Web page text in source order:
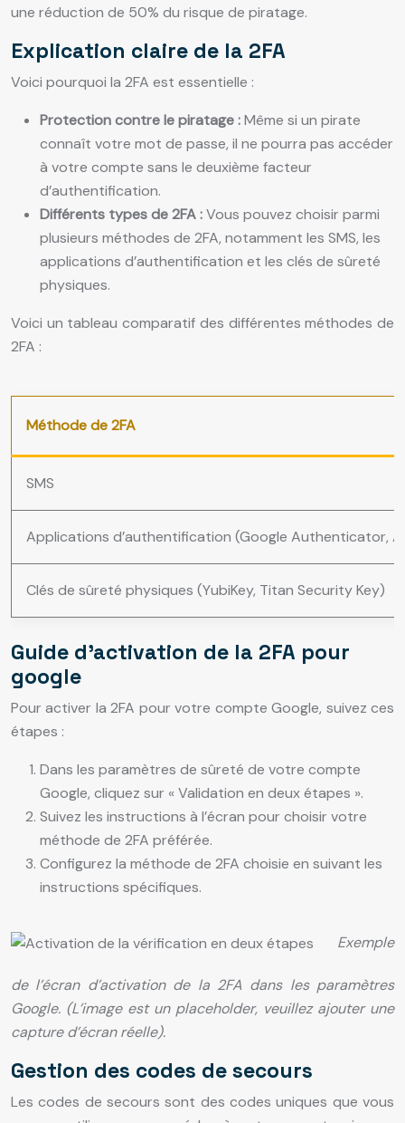
une réduction de 50% du risque de piratage.
Explication claire de la 2FA
Voici pourquoi la 2FA est essentielle :
Protection contre le piratage :Même si un pirate
connaît votre mot de passe, il ne pourra pas accéder
à votre compte sans le deuxième facteur
d’authentification.
Différents types de 2FA :Vous pouvez choisir parmi
plusieurs méthodes de 2FA, notamment les SMS, les
applications d’authentification et les clés de sûreté
physiques.
Voici un tableau comparatif des différentes méthodes de
2FA :
Méthode de 2FA
SMS
Applications d’authentification (Google Authenticator,
Clés de sûreté physiques (YubiKey, Titan Security Key)
Guide d’activation de la 2FA pour
google
Pour activer la 2FA pour votre compte Google, suivez ces
étapes :
Dans les paramètres de sûreté de votre compte
Google, cliquez sur « Validation en deux étapes ».
Suivez les instructions à l’écran pour choisir votre
méthode de 2FA préférée.
Configurez la méthode de 2FA choisie en suivant les
instructions spécifiques.
Exemple
de l’écran d’activation de la 2FA dans les paramètres
Google. (L’image est un placeholder, veuillez ajouter une
capture d’écran réelle).
Gestion des codes de secours
Les codes de secours sont des codes uniques que vous